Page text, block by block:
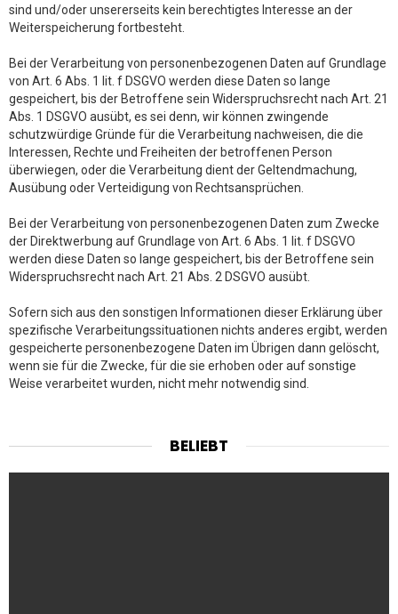
sind und/oder unsererseits kein berechtigtes Interesse an der
Weiterspeicherung fortbesteht.
Bei der Verarbeitung von personenbezogenen Daten auf Grundlage
von Art. 6 Abs. 1 lit. f DSGVO werden diese Daten so lange
gespeichert, bis der Betroffene sein Widerspruchsrecht nach Art. 21
Abs. 1 DSGVO ausübt, es sei denn, wir können zwingende
schutzwürdige Gründe für die Verarbeitung nachweisen, die die
Interessen, Rechte und Freiheiten der betroffenen Person
überwiegen, oder die Verarbeitung dient der Geltendmachung,
Ausübung oder Verteidigung von Rechtsansprüchen.
Bei der Verarbeitung von personenbezogenen Daten zum Zwecke
der Direktwerbung auf Grundlage von Art. 6 Abs. 1 lit. f DSGVO
werden diese Daten so lange gespeichert, bis der Betroffene sein
Widerspruchsrecht nach Art. 21 Abs. 2 DSGVO ausübt.
Sofern sich aus den sonstigen Informationen dieser Erklärung über
spezifische Verarbeitungssituationen nichts anderes ergibt, werden
gespeicherte personenbezogene Daten im Übrigen dann gelöscht,
wenn sie für die Zwecke, für die sie erhoben oder auf sonstige
Weise verarbeitet wurden, nicht mehr notwendig sind.
BELIEBT